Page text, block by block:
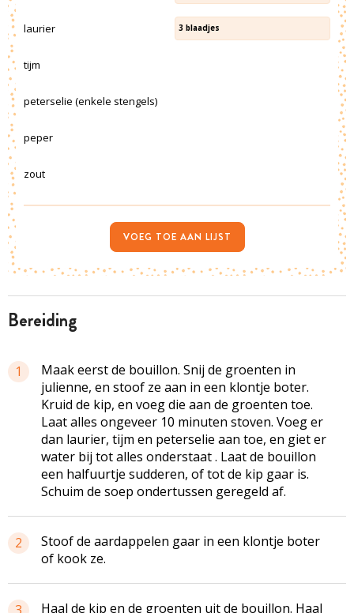
bereiding
1
Maak eerst de bouillon. Snij de groenten in
julienne, en stoof ze aan in een klontje boter.
Kruid de kip, en voeg die aan de groenten toe.
Laat alles ongeveer 10 minuten stoven. Voeg er
dan laurier, tijm en peterselie aan toe, en giet er
water bij tot alles onderstaat . Laat de bouillon
een halfuurtje sudderen, of tot de kip gaar is.
Schuim de soep ondertussen geregeld af.
2
Stoof de aardappelen gaar in een klontje boter
of kook ze.
3 Haal de kip en de groenten uit de bouillon. Haal
laurier 3 blaadjes
tijm
peterselie (enkele stengels)
peper
zout
VOEG TOE AAN LIJST